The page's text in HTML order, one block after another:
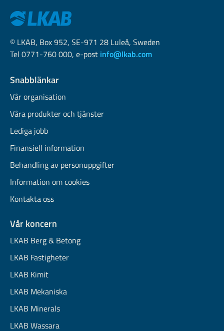
© LKAB, Box 952, SE-971 28 Luleå, Sweden
Tel 0771-760 000, e-post info@lkab.com
Snabblänkar
Vår organisation
Våra produkter och tjänster
Lediga jobb
Finansiell information
Behandling av personuppgifter
Information om cookies
Kontakta oss
Vår koncern
LKAB Berg & Betong
LKAB Fastigheter
LKAB Kimit
LKAB Mekaniska
LKAB Minerals
LKAB Wassara